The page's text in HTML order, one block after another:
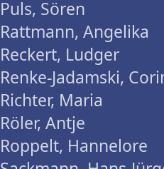
Puls, Sören
Rattmann, Angelika
Reckert, Ludger
Renke-Jadamski,
Richter, Maria
Röler, Antje
Roppelt, Hannelore